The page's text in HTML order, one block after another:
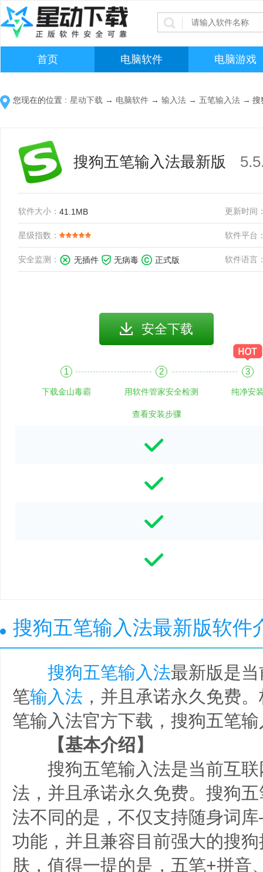
首页 电脑软件 电脑游戏
您现在的位置 : 星动下载 → 电脑软件 → 输入法 → 五笔输入法 → 搜
搜狗五笔输入法最新版
软件大小： 41.1MB 更新时间
星级指数： 软件平台
安全监测： 无插件 无病毒 正式版 软件语言
安全下载
下载金山毒霸 用软件管家安全检测 纯净安
查看安装步骤
搜狗五笔输入法最新版软件
搜狗五笔输入法最新版是
笔输入法 ，并且承诺永久免费
笔输入法官方下载，搜狗五笔
【基本介绍】
搜狗五笔输入法是当前互联
法，并且承诺永久免费。搜狗
法不同的是，不仅支持随身词
功能，并且兼容目前强大的搜
肤，值得一提的是，五笔+拼音